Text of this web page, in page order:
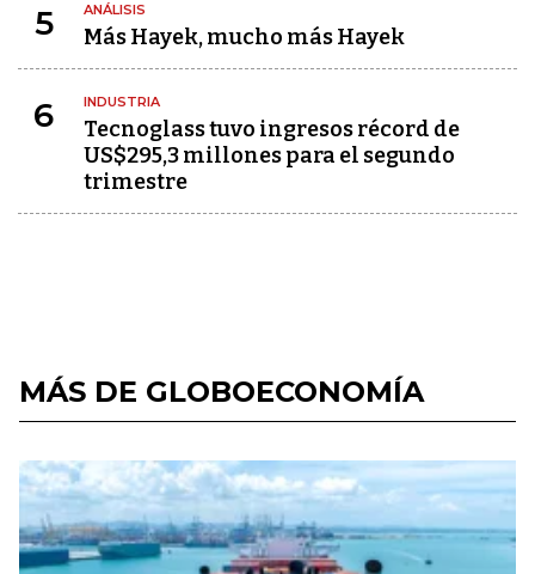
5 ANÁLISIS
Más Hayek, mucho más Hayek
6 INDUSTRIA
Tecnoglass tuvo ingresos récord de
US$295,3 millones para el segundo
trimestre
MÁS DE GLOBOECONOMÍA